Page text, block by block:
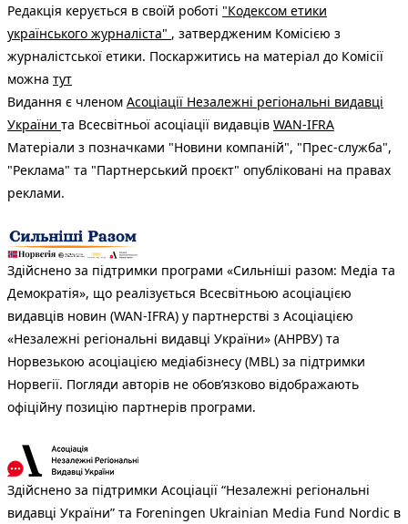
Редакція керується в своїй роботі "Кодексом етики
українського журналіста" , затвердженим Комісією з
журналістської етики. Поскаржитись на матеріал до Комісії
можна тут
Видання є членом Асоціації Незалежні регіональні видавці
України та Всесвітньої асоціації видавців WAN-IFRA
Матеріали з позначками "Новини компаній", "Прес-служба",
"Реклама" та "Партнерський проєкт" опубліковані на правах
реклами.
Здійснено за підтримки програми «Сильніші разом: Медіа та
Демократія», що реалізується Всесвітньою асоціацією
видавців новин (WAN-IFRA) у партнерстві з Асоціацією
«Незалежні регіональні видавці України» (АНРВУ) та
Норвезькою асоціацією медіабізнесу (MBL) за підтримки
Норвегії. Погляди авторів не обов’язково відображають
офіційну позицію партнерів програми.
Здійснено за підтримки Асоціації “Незалежні регіональні
видавці України” та Foreningen Ukrainian Media Fund Nordic в